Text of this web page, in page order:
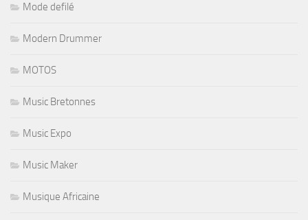
Mode defilé
Modern Drummer
MOTOS
Music Bretonnes
Music Expo
Music Maker
Musique Africaine